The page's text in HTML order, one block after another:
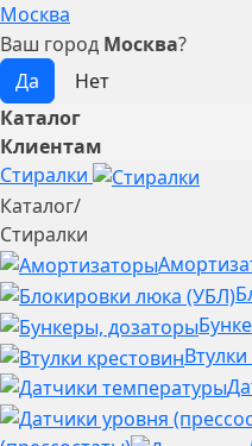
Москва
Ваш город Москва?
Каталог
Клиентам
Стиралки
Каталог/
Стиралки